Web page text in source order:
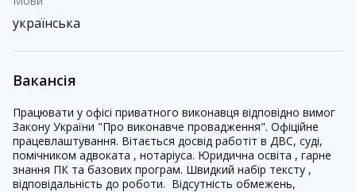
українська
Вакансія
Працювати у офісі приватного виконавця відповідно вимог
Закону України "Про виконавче провадження". Офіційне
працевлаштування. Вітається досвід работіт в ДВС, суді,
помічником адвоката , нотаріуса. Юридична освіта , гарне
знання ПК та базових програм. Швидкий набір тексту ,
відповідальність до роботи. Відсутність обмежень,